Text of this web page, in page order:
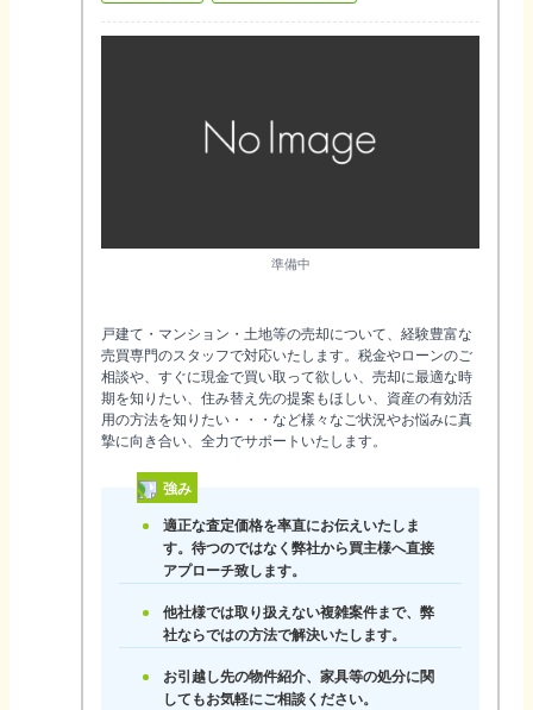
準備中
戸建て・マンション・土地等の売却について、経験豊富な
売買専門のスタッフで対応いたします。税金やローンのご
相談や、すぐに現金で買い取って欲しい、売却に最適な時
期を知りたい、住み替え先の提案もほしい、資産の有効活
用の方法を知りたい・・・など様々なご状況やお悩みに真
摯に向き合い、全力でサポートいたします。
強み
適正な査定価格を率直にお伝えいたしま
す。待つのではなく弊社から買主様へ直接
アプローチ致します。
他社様では取り扱えない複雑案件まで、弊
社ならではの方法で解決いたします。
お引越し先の物件紹介、家具等の処分に関
してもお気軽にご相談ください。